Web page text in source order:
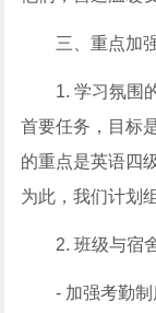
三、重点加
1. 学习氛围
首要任务，目标
的重点是英语四
为此，我们计划
2. 班级与宿
- 加强考勤